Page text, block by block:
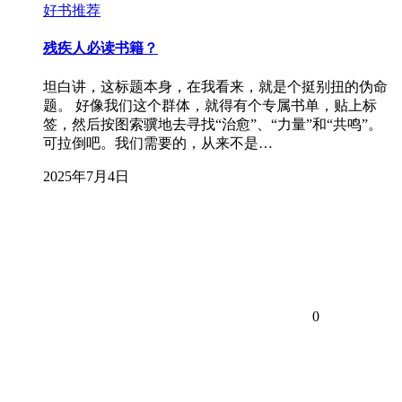
好书推荐
残疾人必读书籍？
坦白讲，这标题本身，在我看来，就是个挺别扭的伪命
题。 好像我们这个群体，就得有个专属书单，贴上标
签，然后按图索骥地去寻找“治愈”、“力量”和“共鸣”。
可拉倒吧。我们需要的，从来不是…
2025年7月4日
0